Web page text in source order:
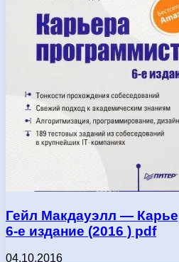
Гейл Макдауэлл —
6-е издание (2016 ) pdf
04.10.2016